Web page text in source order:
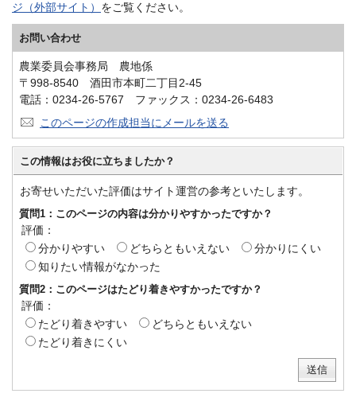
ジ（外部サイト） をご覧ください。
お問い合わせ
農業委員会事務局 農地係
〒998-8540 酒田市本町二丁目2-45
電話：0234-26-5767 ファックス：0234-26-6483
このページの作成担当にメールを送る
この情報はお役に立ちましたか？
お寄せいただいた評価はサイト運営の参考といたします。
質問1：このページの内容は分かりやすかったですか？
評価：
分かりやすい
どちらともいえない
分かりにくい
知りたい情報がなかった
質問2：このページはたどり着きやすかったですか？
評価：
たどり着きやすい
どちらともいえない
たどり着きにくい